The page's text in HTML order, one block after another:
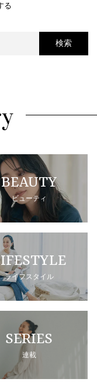
る
検索
BEAUTY
ビューティ
ライフスタイル
SERIES
連載